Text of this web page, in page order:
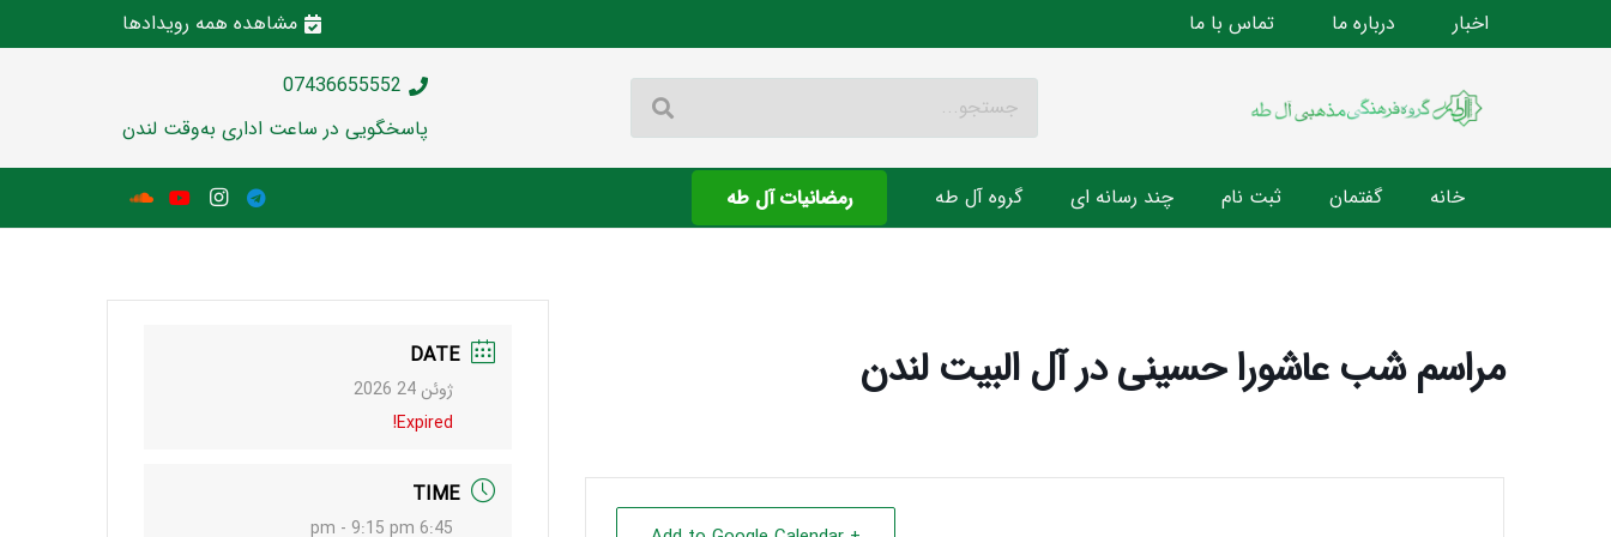
اخبار درباره ما تماس با ما مشاهده همه رویدادها
07436655552
پاسخگویی در ساعت اداری به‌وقت لندن
خانه گفتمان ثبت نام چند رسانه ای گروه آل طه رمضانیات آل طه
مراسم شب عاشورا حسینی در آل البیت لندن DATE
ژوئن 24 2026
Expired!
TIME
6:45 pm - 9:15 pm